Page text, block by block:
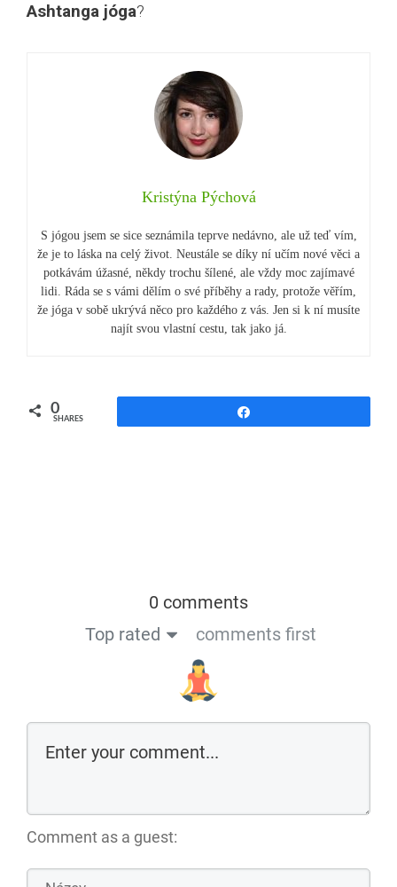
Ashtanga jóga?
Kristýna Pýchová
S jógou jsem se sice seznámila teprve nedávno, ale už teď vím,
že je to láska na celý život. Neustále se díky ní učím nové věci a
potkávám úžasné, někdy trochu šílené, ale vždy moc zajímavé
lidi. Ráda se s vámi dělím o své příběhy a rady, protože věřím,
že jóga v sobě ukrývá něco pro každého z vás. Jen si k ní musíte
najít svou vlastní cestu, tak jako já.
0
SHARES
0 comments
Top rated
comments first
Comment as a guest: